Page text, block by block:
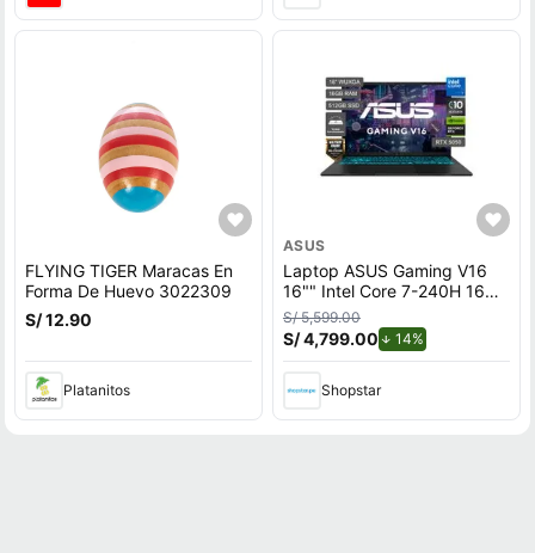
FLYING TIGER Maracas En
Forma De Huevo 3022309
S/ 12.90
Platanitos
ASUS
Laptop ASUS Gaming V16
16"" Intel Core 7-240H 16GB
512GB SSD RTX5050
S/ 5,599.00
S/ 4,799.00 14%de descuento.
Shopstar